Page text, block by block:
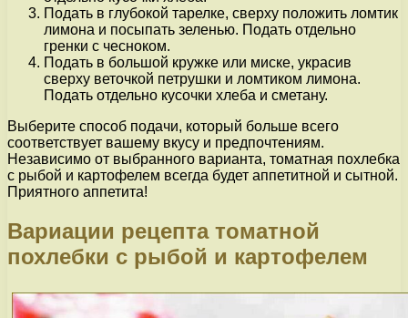
Подать в глубокой тарелке, сверху положить ломтик
лимона и посыпать зеленью. Подать отдельно
гренки с чесноком.
Подать в большой кружке или миске, украсив
сверху веточкой петрушки и ломтиком лимона.
Подать отдельно кусочки хлеба и сметану.
Выберите способ подачи, который больше всего
соответствует вашему вкусу и предпочтениям.
Независимо от выбранного варианта, томатная похлебка
с рыбой и картофелем всегда будет аппетитной и сытной.
Приятного аппетита!
Вариации рецепта томатной
похлебки с рыбой и картофелем